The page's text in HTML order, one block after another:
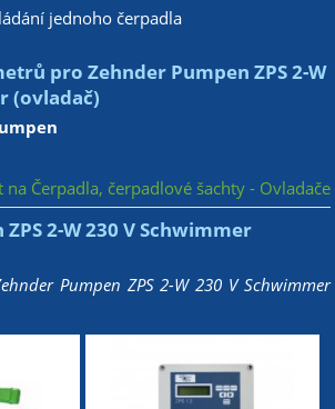
jednoho čerpadla
pro Zehnder Pumpen ZPS 2-W
(ovladač)
Čerpadla, čerpadlové šachty - Ovladače
2-W 230 V Schwimmer
Pumpen ZPS 2-W 230 V Schwimmer